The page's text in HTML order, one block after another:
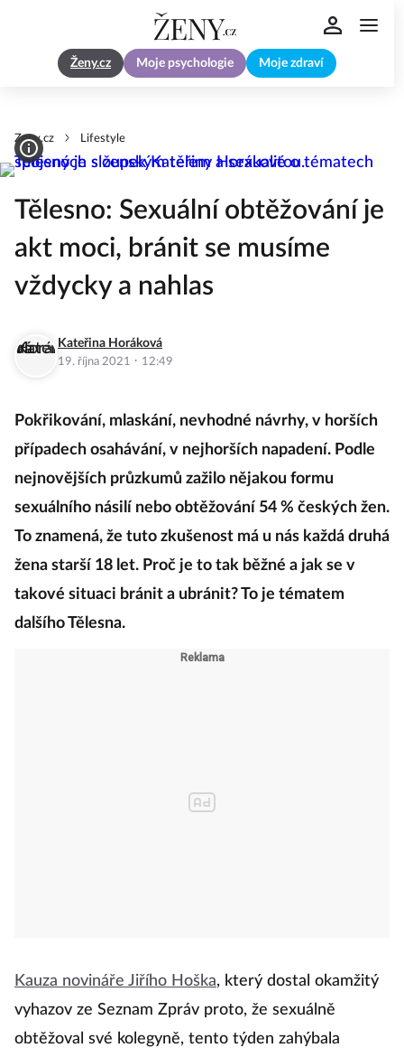
Ženy.cz Moje psychologie Moje zdraví
Zeny.cz Lifestyle
Tělesno: Sexuální obtěžování je
akt moci, bránit se musíme
vždycky a nahlas
Kateřina Horáková
19. října 2021 · 12:49
Pokřikování, mlaskání, nevhodné návrhy, v horších
případech osahávání, v nejhorších napadení. Podle
nejnovějších průzkumů zažilo nějakou formu
sexuálního násilí nebo obtěžování 54 % českých žen.
To znamená, že tuto zkušenost má u nás každá druhá
žena starší 18 let. Proč je to tak běžné a jak se v
takové situaci bránit a ubránit? To je tématem
dalšího Tělesna.
Kauza novináře Jiřího Hoška, který dostal okamžitý
vyhazov ze Seznam Zpráv proto, že sexuálně
obtěžoval své kolegyně, tento týden zahýbala